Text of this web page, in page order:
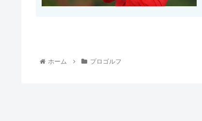
ホーム プロゴルフ